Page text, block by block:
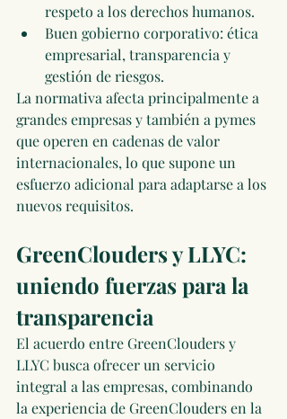
respeto a los derechos humanos.
Buen gobierno corporativo: ética
empresarial, transparencia y
gestión de riesgos.
La normativa afecta principalmente a
grandes empresas y también a pymes
que operen en cadenas de valor
internacionales, lo que supone un
esfuerzo adicional para adaptarse a los
nuevos requisitos.
GreenClouders y LLYC:
uniendo fuerzas para la
transparencia
El acuerdo entre GreenClouders y
LLYC busca ofrecer un servicio
integral a las empresas, combinando
la experiencia de GreenClouders en la